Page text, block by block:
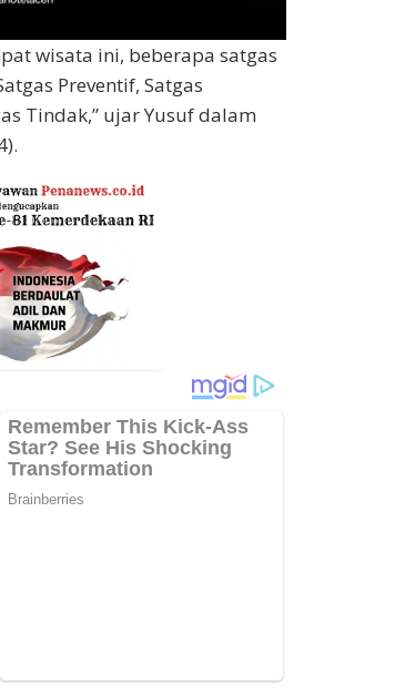
wisata ini, beberapa satgas
Preventif, Satgas
Tindak,” ujar Yusuf dalam